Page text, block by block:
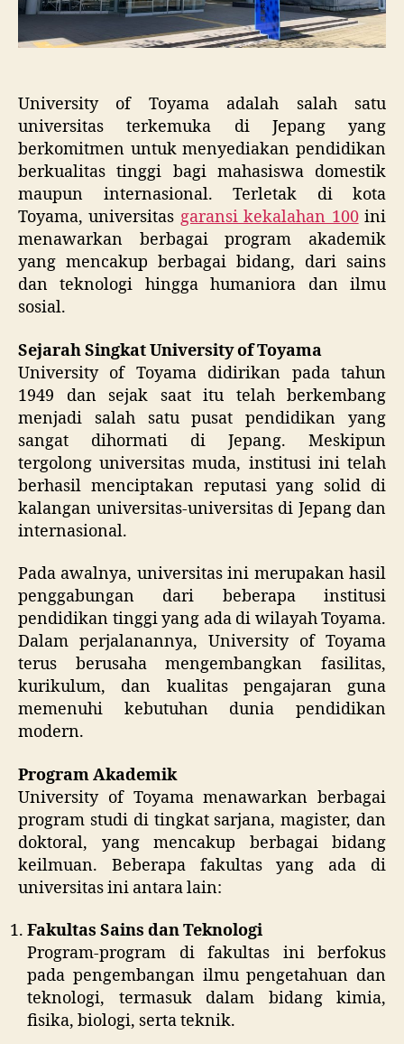
University of Toyama adalah salah satu
universitas terkemuka di Jepang yang
berkomitmen untuk menyediakan pendidikan
berkualitas tinggi bagi mahasiswa domestik
maupun internasional. Terletak di kota
Toyama, universitas garansi kekalahan 100ini
menawarkan berbagai program akademik
yang mencakup berbagai bidang, dari sains
dan teknologi hingga humaniora dan ilmu
sosial.
Sejarah Singkat University of Toyama
University of Toyama didirikan pada tahun
1949 dan sejak saat itu telah berkembang
menjadi salah satu pusat pendidikan yang
sangat dihormati di Jepang. Meskipun
tergolong universitas muda, institusi ini telah
berhasil menciptakan reputasi yang solid di
kalangan universitas-universitas di Jepang dan
internasional.
Pada awalnya, universitas ini merupakan hasil
penggabungan dari beberapa institusi
pendidikan tinggi yang ada di wilayah Toyama.
Dalam perjalanannya, University of Toyama
terus berusaha mengembangkan fasilitas,
kurikulum, dan kualitas pengajaran guna
memenuhi kebutuhan dunia pendidikan
modern.
Program Akademik
University of Toyama menawarkan berbagai
program studi di tingkat sarjana, magister, dan
doktoral, yang mencakup berbagai bidang
keilmuan. Beberapa fakultas yang ada di
universitas ini antara lain:
Fakultas Sains dan Teknologi
Program-program di fakultas ini berfokus
pada pengembangan ilmu pengetahuan dan
teknologi, termasuk dalam bidang kimia,
fisika, biologi, serta teknik.